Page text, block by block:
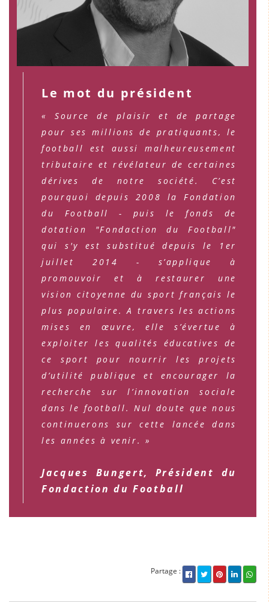
Le mot du président
« Source de plaisir et de partage
pour ses millions de pratiquants, le
football est aussi malheureusement
tributaire et révélateur de certaines
dérives de notre société. C’est
pourquoi depuis 2008 la Fondation
du Football - puis le fonds de
dotation "Fondaction du Football"
qui s'y est substitué depuis le 1er
juillet 2014 - s’applique à
promouvoir et à restaurer une
vision citoyenne du sport français le
plus populaire. A travers les actions
mises en œuvre, elle s’évertue à
exploiter les qualités éducatives de
ce sport pour nourrir les projets
d’utilité publique et encourager la
recherche sur l’innovation sociale
dans le football. Nul doute que nous
continuerons sur cette lancée dans
les années à venir. »
Jacques Bungert, Président du
Fondaction du Football
Partage :